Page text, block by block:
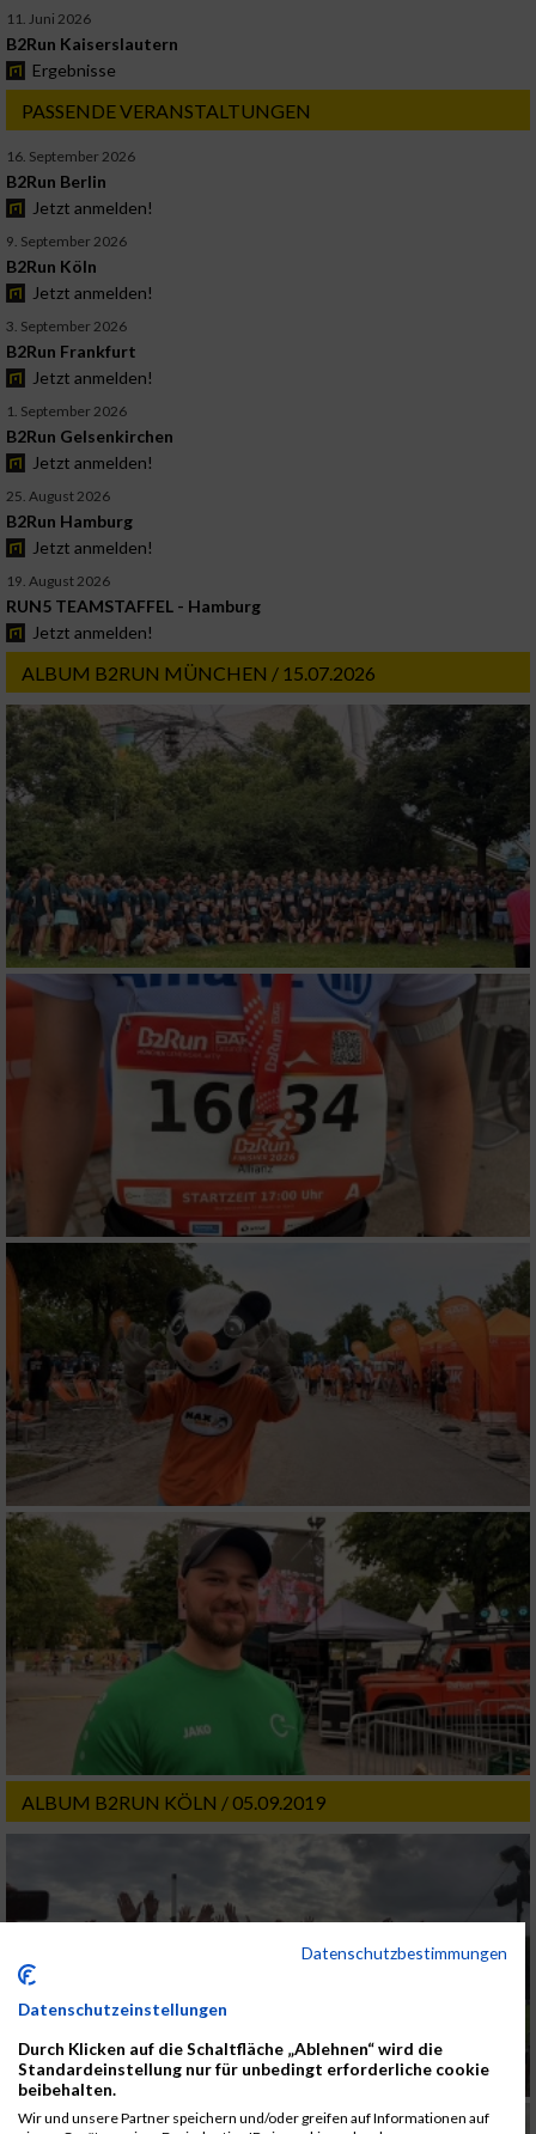
11. Juni 2026
B2Run Kaiserslautern
Ergebnisse
PASSENDE VERANSTALTUNGEN
16. September 2026
B2Run Berlin
Jetzt anmelden!
9. September 2026
B2Run Köln
Jetzt anmelden!
3. September 2026
B2Run Frankfurt
Jetzt anmelden!
1. September 2026
B2Run Gelsenkirchen
Jetzt anmelden!
25. August 2026
B2Run Hamburg
Jetzt anmelden!
19. August 2026
RUN5 TEAMSTAFFEL - Hamburg
Jetzt anmelden!
ALBUM B2RUN MÜNCHEN / 15.07.2026
ALBUM B2RUN KÖLN / 05.09.2019
Datenschutzbestimmungen
Datenschutzeinstellungen
Durch Klicken auf die Schaltfläche „Ablehnen“ wird die
Standardeinstellung nur für unbedingt erforderliche cookie
beibehalten.
Wir und unsere Partner speichern und/oder greifen auf Informationen auf